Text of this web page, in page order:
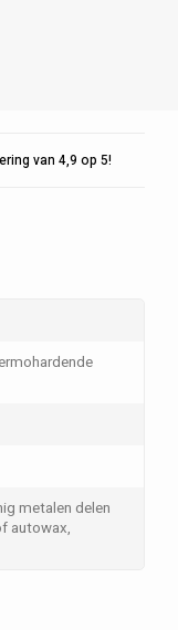
van 4,9 op 5!
metalen delen
autowax,